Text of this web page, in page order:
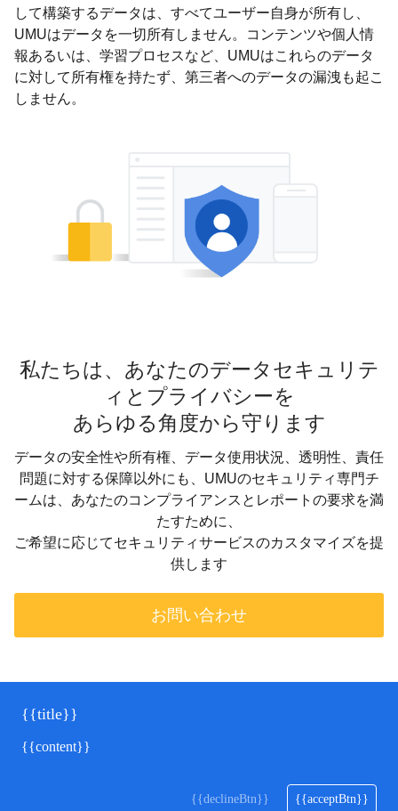
して構築するデータは、すべてユーザー自身が所有し、
UMUはデータを一切所有しません。コンテンツや個人情
報あるいは、学習プロセスなど、UMUはこれらのデータ
に対して所有権を持たず、第三者へのデータの漏洩も起こ
しません。
私たちは、あなたのデータセキュリテ
ィとプライバシーを
あらゆる角度から守ります
データの安全性や所有権、データ使用状況、透明性、責任
問題に対する保障以外にも、UMUのセキュリティ専門チ
ームは、あなたのコンプライアンスとレポートの要求を満
たすために、
ご希望に応じてセキュリティサービスのカスタマイズを提
供します
お問い合わせ
{{title}}
{{content}}
{{declineBtn}} {{acceptBtn}}